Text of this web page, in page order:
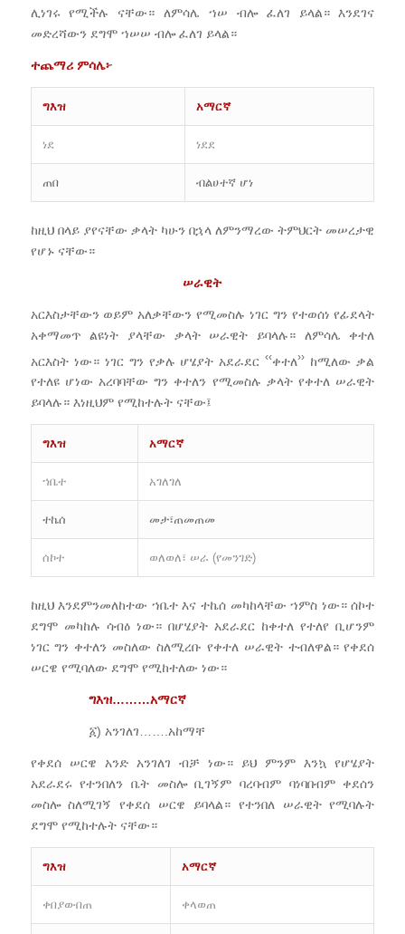
ሊነገሩ የሚችሉ ናቸው። ለምሳሌ ኀሠ ብሎ ፈለገ ይላል። እንደገና
መድረሻውን ደግሞ ኀሠሠ ብሎ ፈለገ ይላል።
ተጨማሪ ምሳሌ፦
ግእዝ አማርኛ
ነደ ነደደ
ጠበ ብልሀተኛ ሆነ
ከዚህ በላይ ያየናቸው ቃላት ካሁን በኋላ ለምንማረው ትምህርት መሠረታዊ
የሆኑ ናቸው።
ሠራዊት
አርእስታቸውን ወይም አለቃቸውን የሚመስሉ ነገር ግን የተወሰነ የፊደላት
አቀማመጥ ልዩነት ያላቸው ቃላት ሠራዊት ይባላሉ። ለምሳሌ ቀተለ
አርእስት ነው። ነገር ግን የቃሉ ሆሄያት አደራደር‹‹ቀተለ›› ከሚለው ቃል
የተለዩ ሆነው አረባባቸው ግን ቀተለን የሚመስሉ ቃላት የቀተለ ሠራዊት
ይባላሉ። እነዚህም የሚከተሉት ናቸው፤
ግእዝ አማርኛ
ኀቤተ አገለገለ
ተኬሰ መታ፣ጠመጠመ
ሰኮተ ወለወለ፣ ሠራ (የመንገድ)
ከዚህ እንደምንመለከተው ኀቤተ እና ተኬሰ መካከላቸው ኀምስ ነው። ሰኮተ
ደግሞ መካከሉ ሳብዕ ነው። በሆሄያት አደራደር ከቀተለ የተለየ ቢሆንም
ነገር ግን ቀተለን መስለው ስለሚረቡ የቀተለ ሠራዊት ተብለዋል። የቀደሰ
ሠርዌ የሚባለው ደግሞ የሚከተለው ነው።
ግእዝ………አማርኛ
፩) አንገለገ…….አከማቸ
የቀደሰ ሠርዌ አንድ አንገለገ ብቻ ነው። ይህ ምንም እንኳ የሆሄያት
አደራደሩ የተንበለን ቤት መስሎ ቢገኝም ባረባብም ባነባበብም ቀደሰን
መስሎ ስለሚገኝ የቀደሰ ሠርዌ ይባላል። የተንበለ ሠራዊት የሚባሉት
ደግሞ የሚከተሉት ናቸው።
ግእዝ አማርኛ
ቀበያውበጠ ቀላወጠ